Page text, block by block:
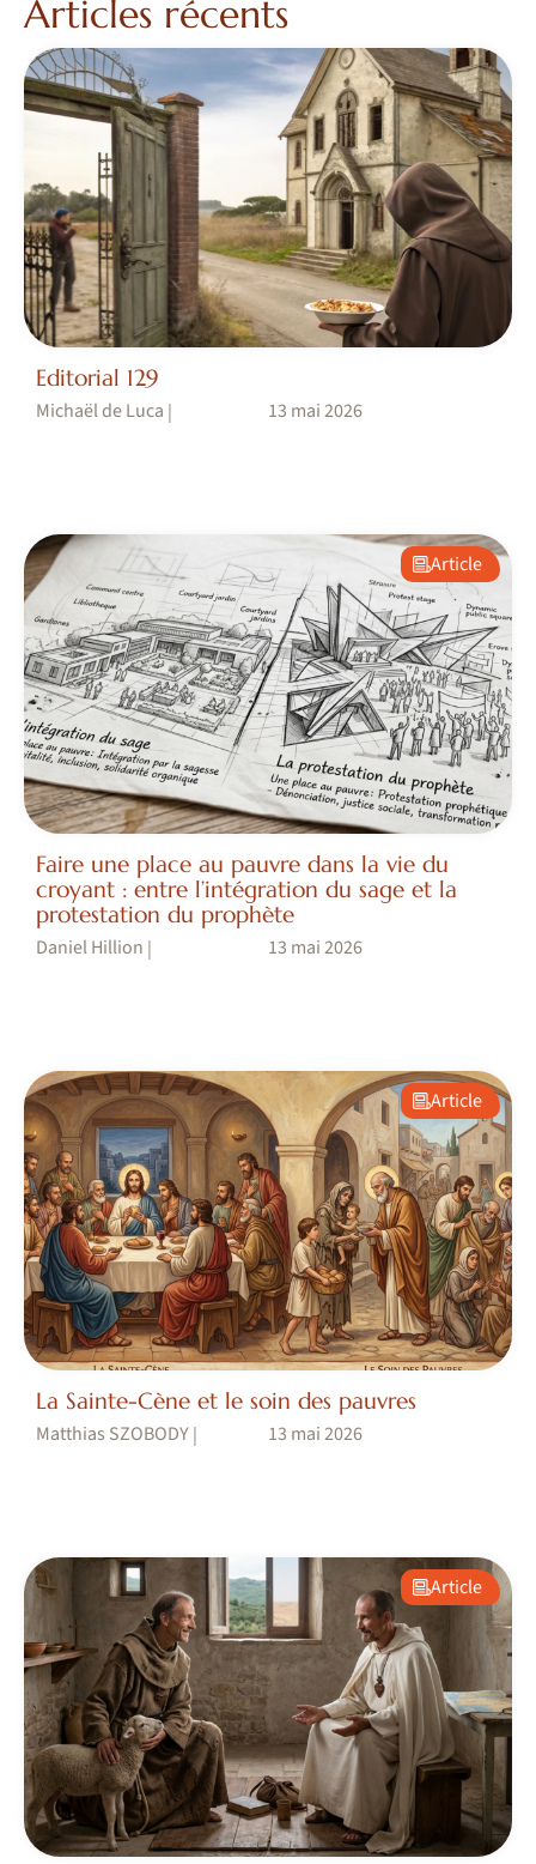
Articles récents
Editorial 129
Michaël de Luca | 13 mai 2026
Article
Faire une place au pauvre dans la vie du
croyant : entre l’intégration du sage et la
protestation du prophète
Daniel Hillion | 13 mai 2026
Article
La Sainte-Cène et le soin des pauvres
Matthias SZOBODY| 13 mai 2026
Article